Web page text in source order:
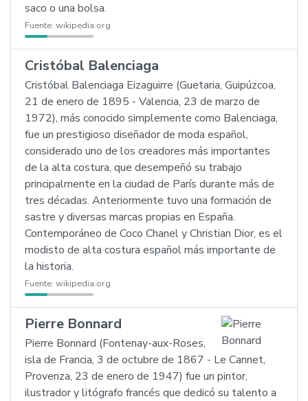
saco o una bolsa.
Fuente: wikipedia.org
Cristóbal Balenciaga
Cristóbal Balenciaga Eizaguirre (Guetaria, Guipúzcoa,
21 de enero de 1895 - Valencia, 23 de marzo de
1972), más conocido simplemente como Balenciaga,
fue un prestigioso diseñador de moda español,
considerado uno de los creadores más importantes
de la alta costura, que desempeñó su trabajo
principalmente en la ciudad de París durante más de
tres décadas. Anteriormente tuvo una formación de
sastre y diversas marcas propias en España.
Contemporáneo de Coco Chanel y Christian Dior, es el
modisto de alta costura español más importante de
la historia.
Fuente: wikipedia.org
Pierre Bonnard
Pierre Bonnard (Fontenay-aux-Roses,
isla de Francia, 3 de octubre de 1867 - Le Cannet,
Provenza, 23 de enero de 1947) fue un pintor,
ilustrador y litógrafo francés que dedicó su talento a